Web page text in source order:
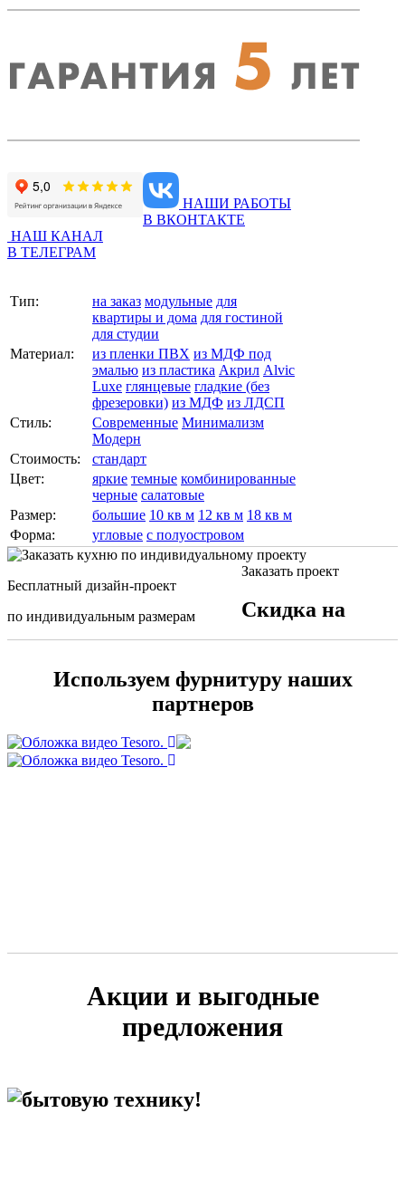
НАШИ РАБОТЫ
В ВКОНТАКТЕ
НАШ КАНАЛ
В ТЕЛЕГРАМ
Тип: на заказ модульные для
квартиры и дома для гостиной
для студии
Материал:
из пленки ПВХ из МДФ под
эмалью из пластика Акрил Alvic
Luxe глянцевые гладкие (без
фрезеровки) из МДФ из ЛДСП
Стиль:
Современные Минимализм
Модерн
Стоимость:
стандарт
Цвет:
яркие темные комбинированные
черные салатовые
Размер:
большие 10 кв м 12 кв м 18 кв м
Форма:
угловые с полуостровом
Бесплатный дизайн-проект
по индивидуальным размерам
Заказать проект
Используем фурнитуру наших
партнеров
Акции и выгодные
предложения
Скидка на
бытовую технику!